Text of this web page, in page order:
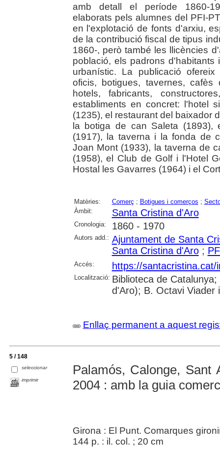
amb detall el període 1860-
elaborats pels alumnes del PFI-
en l'explotació de fonts d'arxiu,
de la contribució fiscal de tipus
1860-, però també les llicències
població, els padrons
urbanístic. La publicació
oficis, botigues, tavernes, cafès
hotels, fabricants,
establiments en concret: l'hotel
(1235), el restaurant del baixador
la botiga de can Saleta (1893),
(1917), la taverna i la fonda de
Joan Mont (1933), la taverna de
(1958), el Club de Golf i l'Hotel
Hostal les Gavarres (1964) i el
Matèries: Comerç ; Botigues i comerços ;
Àmbit:
Santa Cristina d'Aro
Cronologia: 1860 - 1970
Autors add.: Ajuntament de Santa
Santa Cristina d'Aro;
Accés: https://
Localització: Biblioteca de
d'Aro); B. Octavi Viader
Enllaç permanent a aquest
5 / 148
seleccionar
imprimir
Palamós, Calonge, Sant
2004 : amb la guia
Girona : El Punt. Comarques
144 p. : il. col. ; 20 cm